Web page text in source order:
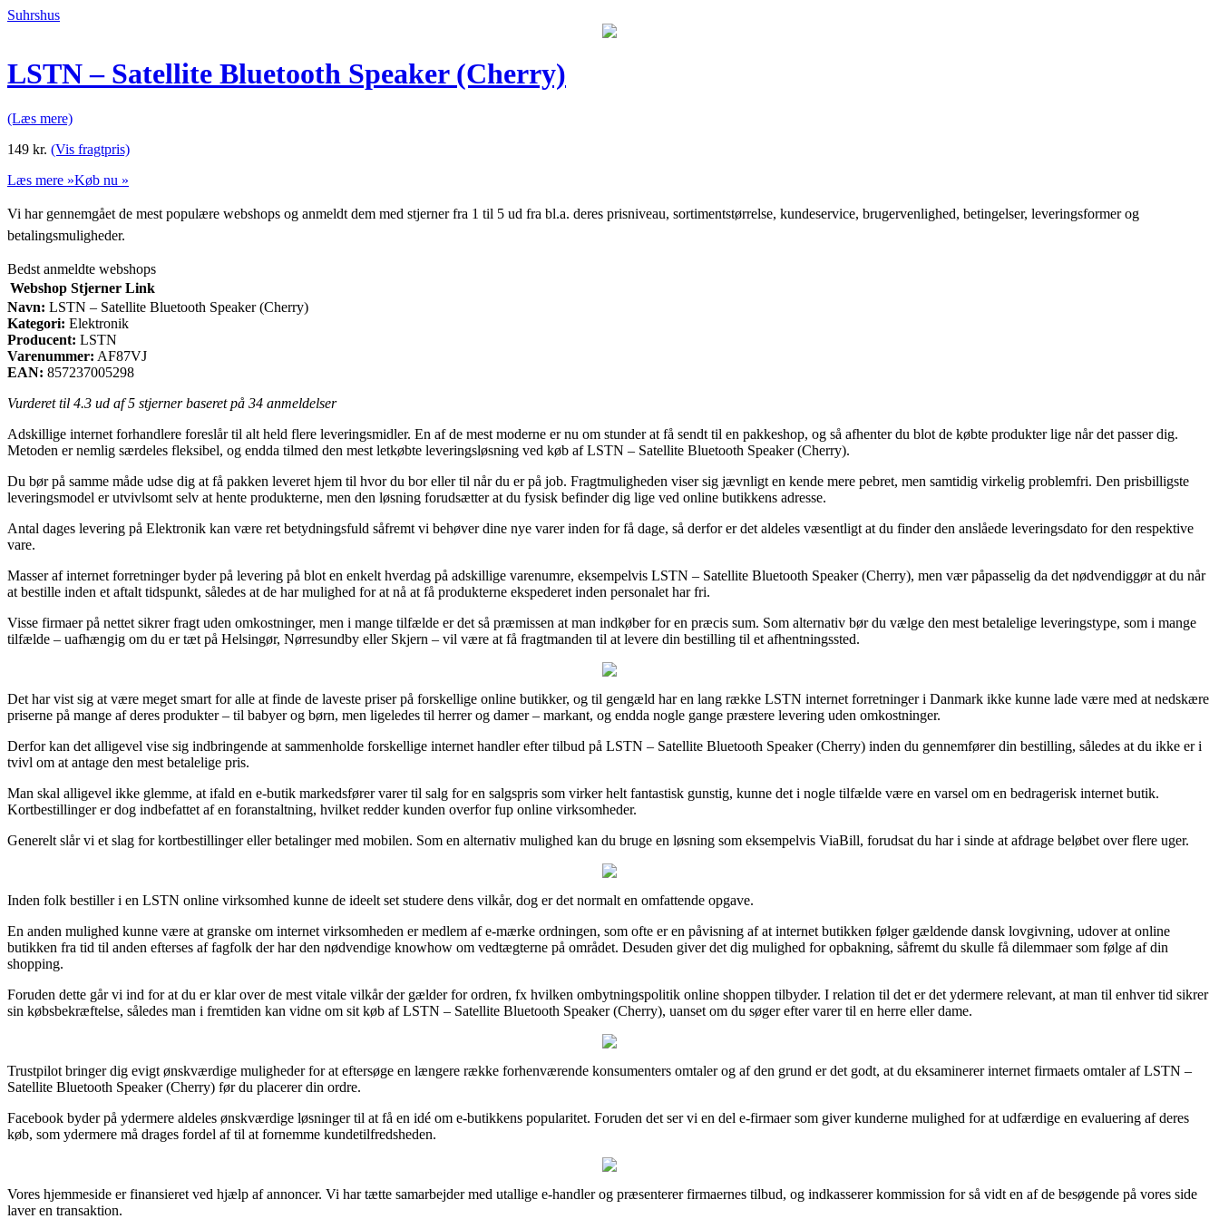
Suhrshus
LSTN – Satellite Bluetooth Speaker (Cherry)
(Læs mere)
149 kr. (Vis fragtpris)
Læs mere »Køb nu »
Vi har gennemgået de mest populære webshops og anmeldt dem med stjerner fra 1 til 5 ud fra bl.a. deres prisniveau, sortimentstørrelse, kundeservice, brugervenlighed, betingelser, leveringsformer og
betalingsmuligheder.
Bedst anmeldte webshops
Webshop Stjerner Link
Navn: LSTN – Satellite Bluetooth Speaker (Cherry)
Kategori: Elektronik
Producent: LSTN
Varenummer: AF87VJ
EAN: 857237005298
Vurderet til 4.3 ud af 5 stjerner baseret på 34 anmeldelser
Adskillige internet forhandlere foreslår til alt held flere leveringsmidler. En af de mest moderne er nu om stunder at få sendt til en pakkeshop, og så afhenter du blot de købte produkter lige når det passer dig.
Metoden er nemlig særdeles fleksibel, og endda tilmed den mest letkøbte leveringsløsning ved køb af LSTN – Satellite Bluetooth Speaker (Cherry).
Du bør på samme måde udse dig at få pakken leveret hjem til hvor du bor eller til når du er på job. Fragtmuligheden viser sig jævnligt en kende mere pebret, men samtidig virkelig problemfri. Den prisbilligste
leveringsmodel er utvivlsomt selv at hente produkterne, men den løsning forudsætter at du fysisk befinder dig lige ved online butikkens adresse.
Antal dages levering på Elektronik kan være ret betydningsfuld såfremt vi behøver dine nye varer inden for få dage, så derfor er det aldeles væsentligt at du finder den anslåede leveringsdato for den respektive
vare.
Masser af internet forretninger byder på levering på blot en enkelt hverdag på adskillige varenumre, eksempelvis LSTN – Satellite Bluetooth Speaker (Cherry), men vær påpasselig da det nødvendiggør at du når
at bestille inden et aftalt tidspunkt, således at de har mulighed for at nå at få produkterne ekspederet inden personalet har fri.
Visse firmaer på nettet sikrer fragt uden omkostninger, men i mange tilfælde er det så præmissen at man indkøber for en præcis sum. Som alternativ bør du vælge den mest betalelige leveringstype, som i mange
tilfælde – uafhængig om du er tæt på Helsingør, Nørresundby eller Skjern – vil være at få fragtmanden til at levere din bestilling til et afhentningssted.
Det har vist sig at være meget smart for alle at finde de laveste priser på forskellige online butikker, og til gengæld har en lang række LSTN internet forretninger i Danmark ikke kunne lade være med at nedskære
priserne på mange af deres produkter – til babyer og børn, men ligeledes til herrer og damer – markant, og endda nogle gange præstere levering uden omkostninger.
Derfor kan det alligevel vise sig indbringende at sammenholde forskellige internet handler efter tilbud på LSTN – Satellite Bluetooth Speaker (Cherry) inden du gennemfører din bestilling, således at du ikke er i
tvivl om at antage den mest betalelige pris.
Man skal alligevel ikke glemme, at ifald en e-butik markedsfører varer til salg for en salgspris som virker helt fantastisk gunstig, kunne det i nogle tilfælde være en varsel om en bedragerisk internet butik.
Kortbestillinger er dog indbefattet af en foranstaltning, hvilket redder kunden overfor fup online virksomheder.
Generelt slår vi et slag for kortbestillinger eller betalinger med mobilen. Som en alternativ mulighed kan du bruge en løsning som eksempelvis ViaBill, forudsat du har i sinde at afdrage beløbet over flere uger.
Inden folk bestiller i en LSTN online virksomhed kunne de ideelt set studere dens vilkår, dog er det normalt en omfattende opgave.
En anden mulighed kunne være at granske om internet virksomheden er medlem af e-mærke ordningen, som ofte er en påvisning af at internet butikken følger gældende dansk lovgivning, udover at online
butikken fra tid til anden efterses af fagfolk der har den nødvendige knowhow om vedtægterne på området. Desuden giver det dig mulighed for opbakning, såfremt du skulle få dilemmaer som følge af din
shopping.
Foruden dette går vi ind for at du er klar over de mest vitale vilkår der gælder for ordren, fx hvilken ombytningspolitik online shoppen tilbyder. I relation til det er det ydermere relevant, at man til enhver tid sikrer
sin købsbekræftelse, således man i fremtiden kan vidne om sit køb af LSTN – Satellite Bluetooth Speaker (Cherry), uanset om du søger efter varer til en herre eller dame.
Trustpilot bringer dig evigt ønskværdige muligheder for at eftersøge en længere række forhenværende konsumenters omtaler og af den grund er det godt, at du eksaminerer internet firmaets omtaler af LSTN –
Satellite Bluetooth Speaker (Cherry) før du placerer din ordre.
Facebook byder på ydermere aldeles ønskværdige løsninger til at få en idé om e-butikkens popularitet. Foruden det ser vi en del e-firmaer som giver kunderne mulighed for at udfærdige en evaluering af deres
køb, som ydermere må drages fordel af til at fornemme kundetilfredsheden.
Vores hjemmeside er finansieret ved hjælp af annoncer. Vi har tætte samarbejder med utallige e-handler og præsenterer firmaernes tilbud, og indkasserer kommission for så vidt en af de besøgende på vores side
laver en transaktion.